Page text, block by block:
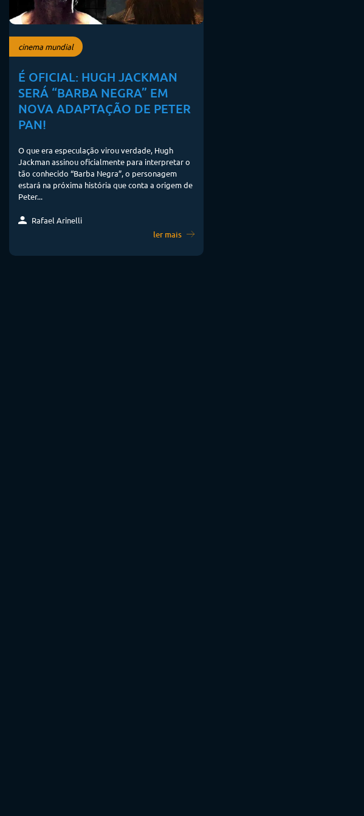
cinema mundial
É OFICIAL: HUGH JACKMAN
SERÁ “BARBA NEGRA” EM
NOVA ADAPTAÇÃO DE PETER
PAN!
O que era especulação virou verdade, Hugh
Jackman assinou oficialmente para interpretar o
tão conhecido “Barba Negra”, o personagem
estará na próxima história que conta a origem de
Peter...
Rafael Arinelli
ler mais